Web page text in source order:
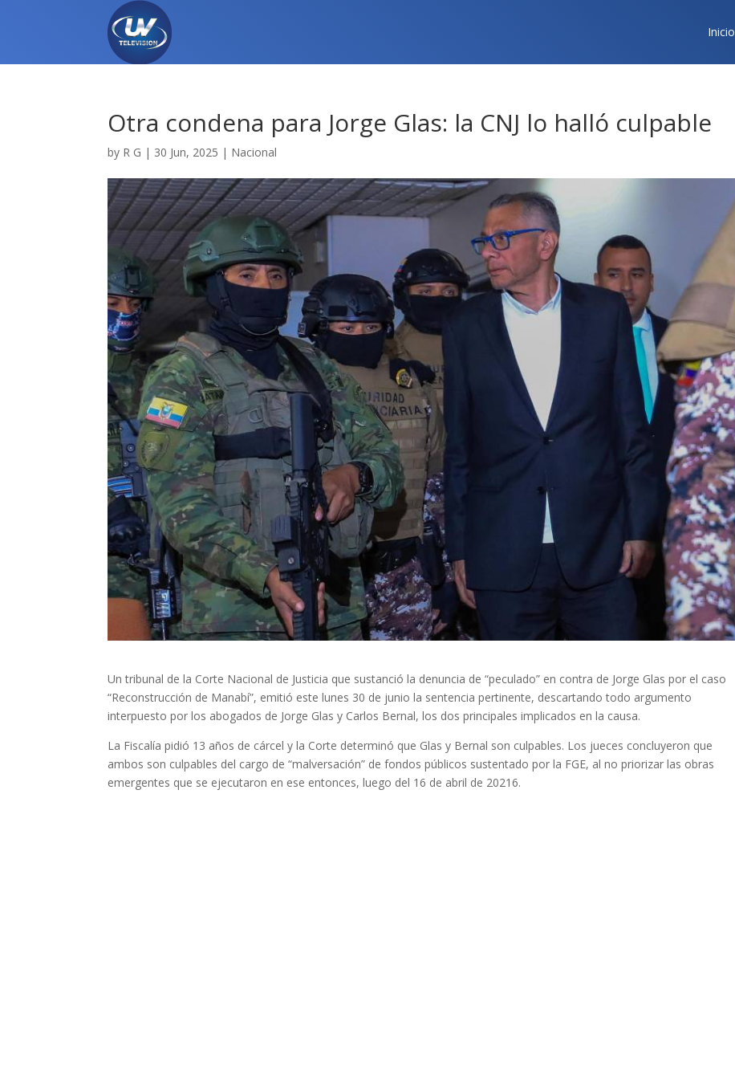
Inicio
Otra condena para Jorge Glas: la CNJ lo halló culpable
by R G | 30 Jun, 2025 | Nacional
Un tribunal de la Corte Nacional de Justicia que sustanció la denuncia de “peculado” en contra de Jorge Glas por el caso
“Reconstrucción de Manabí”, emitió este lunes 30 de junio la sentencia pertinente, descartando todo argumento
interpuesto por los abogados de Jorge Glas y Carlos Bernal, los dos principales implicados en la causa.
La Fiscalía pidió 13 años de cárcel y la Corte determinó que Glas y Bernal son culpables. Los jueces concluyeron que
ambos son culpables del cargo de “malversación” de fondos públicos sustentado por la FGE, al no priorizar las obras
emergentes que se ejecutaron en ese entonces, luego del 16 de abril de 20216.